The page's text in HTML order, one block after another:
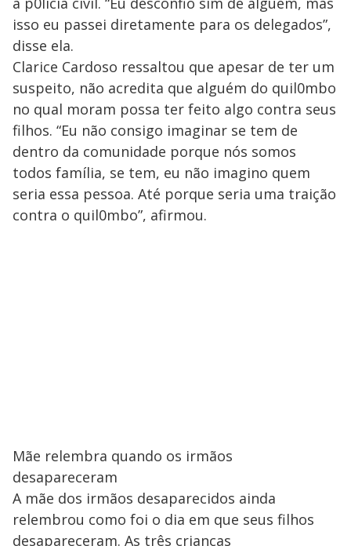
isso eu passei diretamente para os delegados”,
disse ela.
Clarice Cardoso ressaltou que apesar de ter um
suspeito, não acredita que alguém do quil0mbo
no qual moram possa ter feito algo contra seus
filhos. “Eu não consigo imaginar se tem de
dentro da comunidade porque nós somos
todos família, se tem, eu não imagino quem
seria essa pessoa. Até porque seria uma traição
contra o quil0mbo”, afirmou.
Mãe relembra quando os irmãos
desapareceram
A mãe dos irmãos desaparecidos ainda
relembrou como foi o dia em que seus filhos
desapareceram. As três crianças